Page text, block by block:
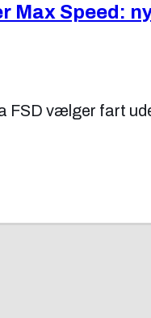
Max Speed:
FSD vælger fart